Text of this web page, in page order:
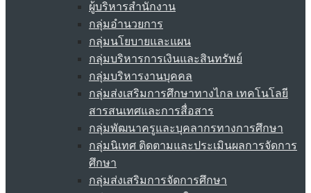
ผู้บริหารสำนักงาน
กลุ่มอำนวยการ
กลุ่มนโยบายและแผน
กลุ่มบริหารการเงินและสินทรัพย์
กลุ่มบริหารงานบุคคล
กลุ่มส่งเสริมการศึกษาทางไกล เทคโนโลยี
สารสนเทศและการสื่อสาร
กลุ่มพัฒนาครูและบุคลากรทางการศึกษา
กลุ่มนิเทศ ติดตามและประเมินผลการจัดการ
ศึกษา
กลุ่มส่งเสริมการจัดการศึกษา